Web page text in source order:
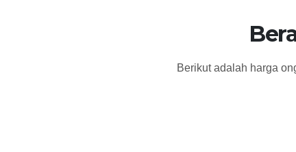
Berikut adalah harga